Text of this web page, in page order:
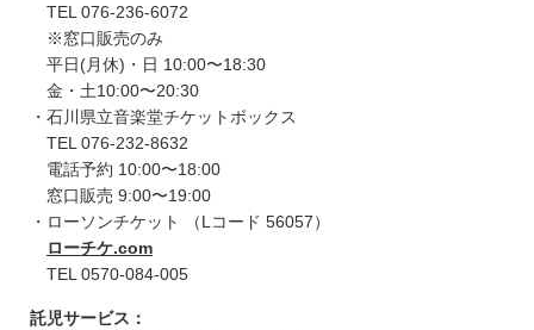
TEL 076-236-6072
※窓口販売のみ
平日(月休)・日 10:00〜18:30
金・土10:00〜20:30
・石川県立音楽堂チケットボックス
TEL 076-232-8632
電話予約 10:00〜18:00
窓口販売 9:00〜19:00
・ローソンチケット （Lコード 56057）
ローチケ.com
TEL 0570-084-005
託児サービス：